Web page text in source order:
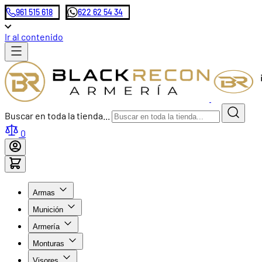
961 515 618 622 62 54 34
Ir al contenido
Buscar en toda la tienda...
0
Armas
Munición
Armería
Monturas